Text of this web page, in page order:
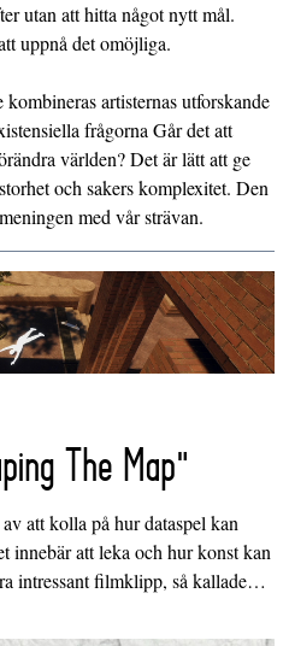
utan att hitta något nytt mål.
uppnå det omöjliga.
artisternas utforskande
frågorna Går det att
världen? Det är lätt att ge
och sakers komplexitet. Den
med vår strävan.
The Map"
att kolla på hur dataspel kan
innebär att leka och hur konst kan
intressant filmklipp, så kallade…